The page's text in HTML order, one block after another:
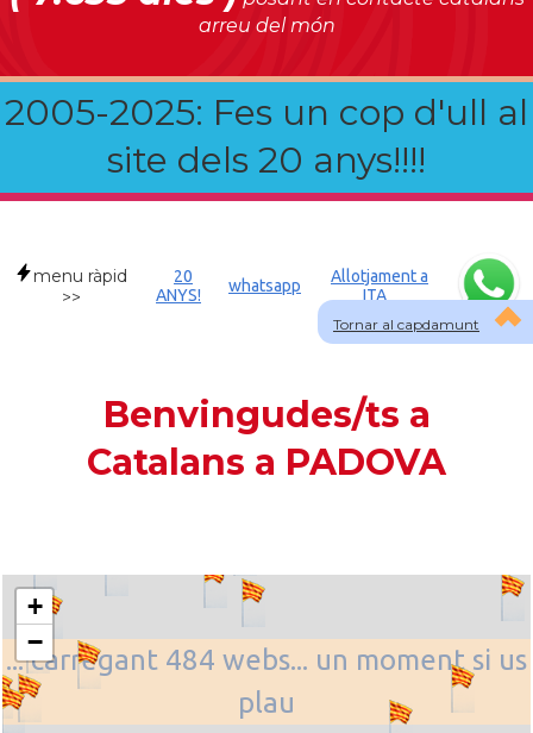
arreu del món
2005-2025: Fes un cop d'ull al
site dels 20 anys!!!!
Tornar al capdamunt
menu ràpid
>>
20
ANYS!
whatsapp
Allotjament a
ITA
Benvingudes/ts a
Catalans a PADOVA
... carregant 484 webs... un moment si us
plau
+
−